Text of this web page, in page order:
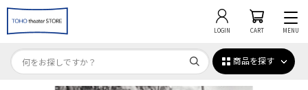
LOGIN CART MENU
商品を探す